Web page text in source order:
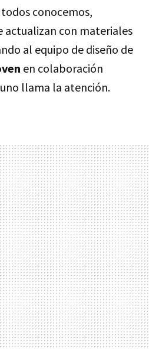
conocemos,
actualizan con materiales
al equipo de diseño de
en colaboración
uno llama la atención.